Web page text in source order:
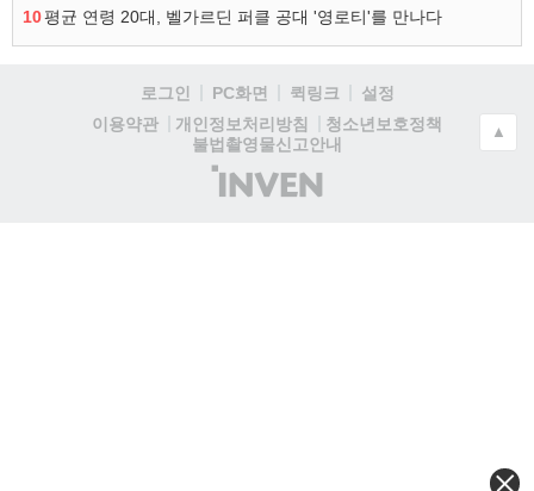
10평균 연령 20대, 벨가르딘 퍼클 공대 '영로티'를 만나다
로그인 PC화면 퀵링크
설정
이용약관
개인정보처리방침
청소년보호정책
불법촬영물신고안내
(주)
인
▲